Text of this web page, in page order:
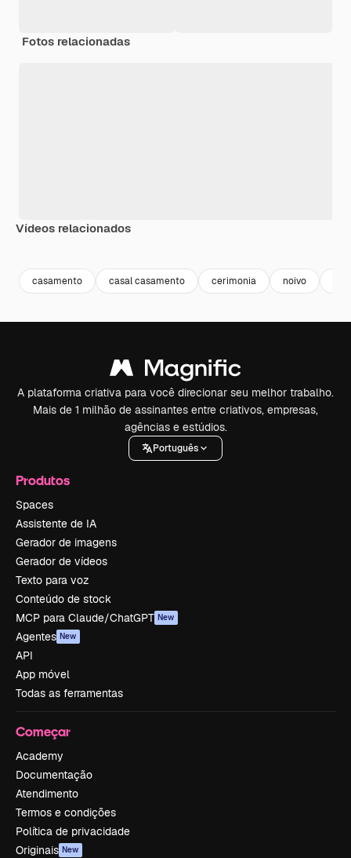
Fotos relacionadas
Vídeos relacionados
casamento casal casamento cerimonia noivo
A plataforma criativa para você direcionar seu melhor trabalho.
Mais de 1 milhão de assinantes entre criativos, empresas,
agências e estúdios.
Português
Produtos
Spaces
Assistente de IA
Gerador de imagens
Gerador de vídeos
Texto para voz
Conteúdo de stock
MCP para Claude/ChatGPT New
Agentes New
API
App móvel
Todas as ferramentas
Começar
Academy
Documentação
Atendimento
Termos e condições
Política de privacidade
Originais New